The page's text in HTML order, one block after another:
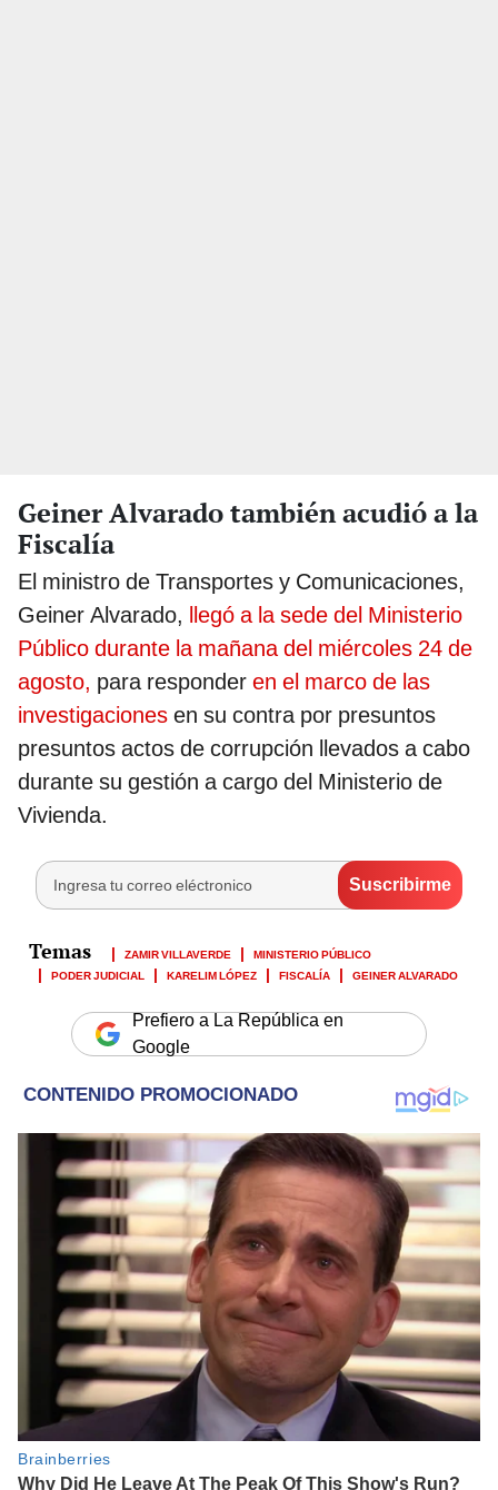
Geiner Alvarado también acudió a la
Fiscalía
El ministro de Transportes y Comunicaciones,
Geiner Alvarado, llegó a la sede del Ministerio
Público durante la mañana del miércoles 24 de
agosto, para responder en el marco de las
investigaciones en su contra por presuntos
presuntos actos de corrupción llevados a cabo
durante su gestión a cargo del Ministerio de
Vivienda.
ZAMIR VILLAVERDE
MINISTERIO PÚBLICO
PODER JUDICIAL
KARELIM LÓPEZ FISCALÍA GEINER ALVARADO
Prefiero a La República en
Google